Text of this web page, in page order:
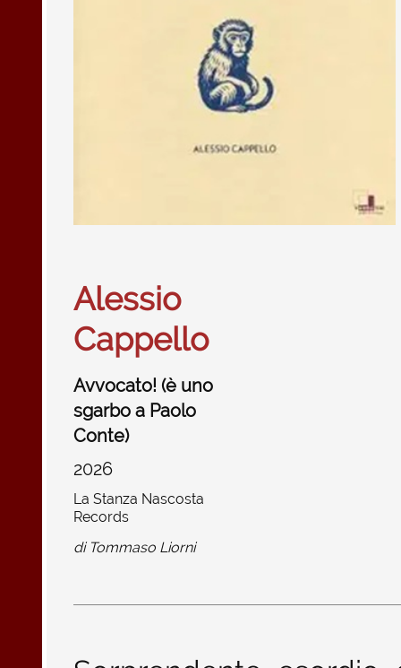
Alessio
Cappello
Avvocato! (è uno
sgarbo a Paolo
Conte)
2026
La Stanza Nascosta
Records
di Tommaso Liorni